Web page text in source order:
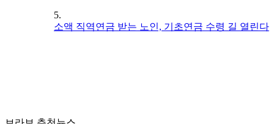
5.
소액 직역연금 받는 노인, 기초연금 수령 길 열린다